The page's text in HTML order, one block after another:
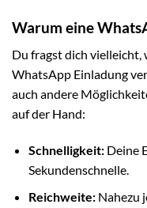
Warum eine
Du fragst dich
WhatsApp Einladung
auch andere
auf der Hand:
Schnelligkeit:Deine
Sekundenschnelle.
Reichweite:Nahezu